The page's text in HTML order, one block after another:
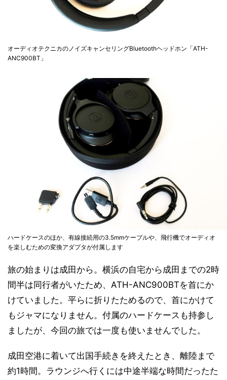
オーディオテクニカのノイズキャンセリングBluetoothヘッドホン「ATH-
ANC900BT」
ハードケースのほか、有線接続用の3.5mmケーブルや、飛行機でオーディオ
を楽しむための変換アダプタが付属します
旅の始まりは成田から。横浜の自宅から成田までの2時
間半は同行者がいたため、ATH-ANC900BTを首にか
けていました。平らに折りたためるので、首にかけて
もジャマになりません。付属のハードケースも持参し
ましたが、今回の旅では一度も使いませんでした。
成田空港に着いて出国手続きを終えたとき、離陸まで
約1時間。ラウンジへ行くには中途半端な時間だったた